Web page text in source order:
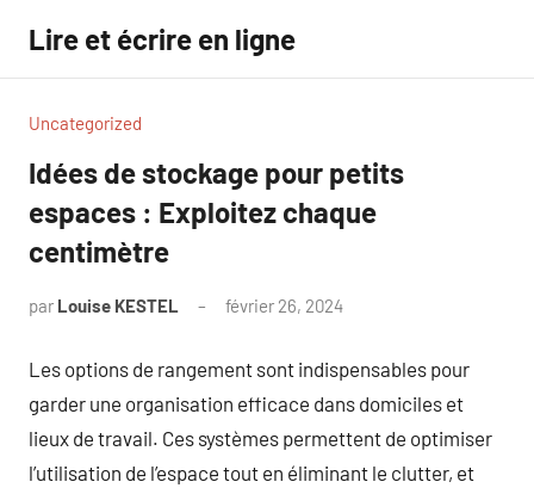
contenu
Lire et écrire en ligne
Uncategorized
Idées de stockage pour petits
espaces : Exploitez chaque
centimètre
par Louise KESTEL février 26, 2024
Les options de rangement sont indispensables pour
garder une organisation efficace dans domiciles et
lieux de travail. Ces systèmes permettent de optimiser
l’utilisation de l’espace tout en éliminant le clutter, et